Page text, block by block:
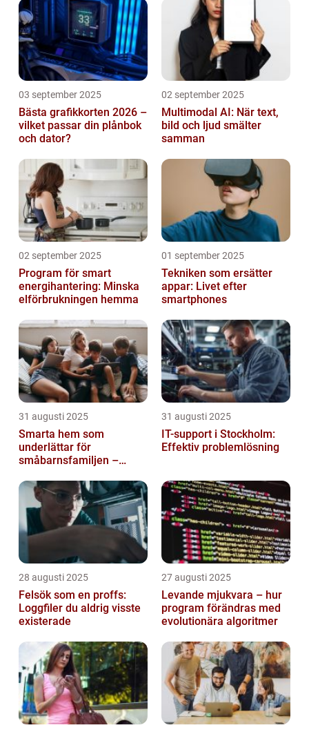
03 september 2025
Bästa grafikkorten 2026 –
vilket passar din plånbok
och dator?
02 september 2025
Multimodal AI: När text,
bild och ljud smälter
samman
02 september 2025
Program för smart
energihantering: Minska
elförbrukningen hemma
01 september 2025
Tekniken som ersätter
appar: Livet efter
smartphones
31 augusti 2025
Smarta hem som
underlättar för
småbarnsfamiljen –
barnens dagliga rutiner
31 augusti 2025
IT-support i Stockholm:
Effektiv problemlösning
28 augusti 2025
Felsök som en proffs:
Loggfiler du aldrig visste
existerade
27 augusti 2025
Levande mjukvara – hur
program förändras med
evolutionära algoritmer